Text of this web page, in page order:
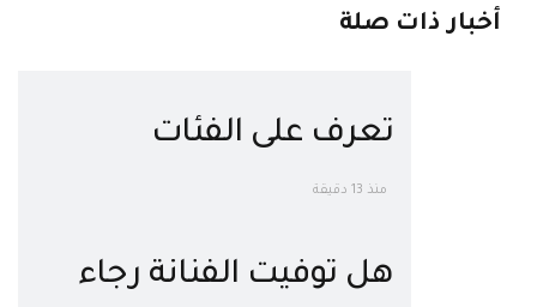
أخبار ذات صلة
تعرف على الفئات
المستثناة من الموظفين
العمل بالسعودية
منذ 13 دقيقة
هل توفيت الفنانة رجاء